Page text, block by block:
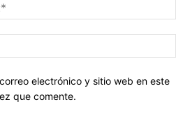
electrónico y sitio web en este
que comente.